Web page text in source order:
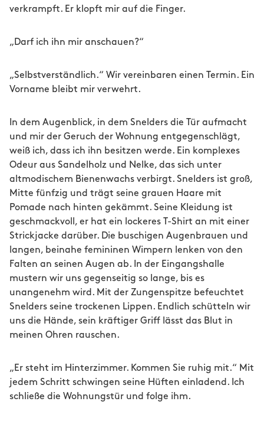
verkrampft. Er klopft mir auf die Finger.
„Darf ich ihn mir anschauen?“
„Selbstverständlich.“ Wir vereinbaren einen Termin. Ein
Vorname bleibt mir verwehrt.
In dem Augenblick, in dem Snelders die Tür aufmacht
und mir der Geruch der Wohnung entgegenschlägt,
weiß ich, dass ich ihn besitzen werde. Ein komplexes
Odeur aus Sandelholz und Nelke, das sich unter
altmodischem Bienenwachs verbirgt. Snelders ist groß,
Mitte fünfzig und trägt seine grauen Haare mit
Pomade nach hinten gekämmt. Seine Kleidung ist
geschmackvoll, er hat ein lockeres T-Shirt an mit einer
Strickjacke darüber. Die buschigen Augenbrauen und
langen, beinahe femininen Wimpern lenken von den
Falten an seinen Augen ab. In der Eingangshalle
mustern wir uns gegenseitig so lange, bis es
unangenehm wird. Mit der Zungenspitze befeuchtet
Snelders seine trockenen Lippen. Endlich schütteln wir
uns die Hände, sein kräftiger Griff lässt das Blut in
meinen Ohren rauschen.
„Er steht im Hinterzimmer. Kommen Sie ruhig mit.“ Mit
jedem Schritt schwingen seine Hüften einladend. Ich
schließe die Wohnungstür und folge ihm.